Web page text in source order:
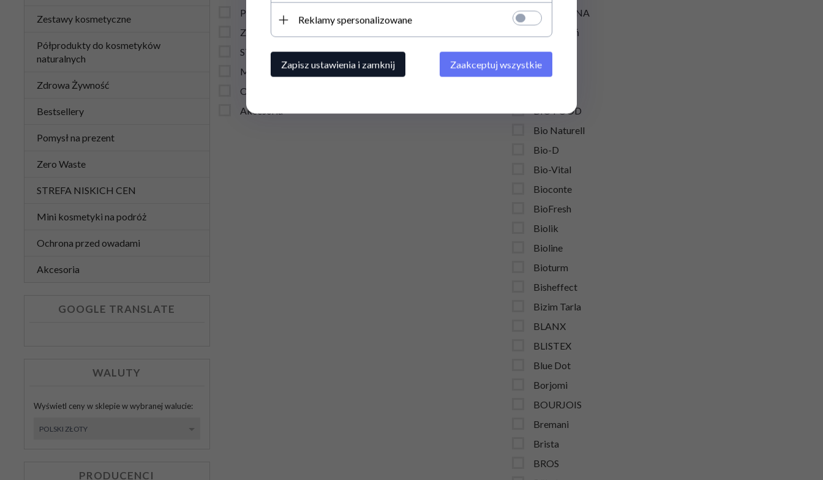
Zestawy kosmetyczne
Półprodukty do kosmetyków
naturalnych
Zdrowa Żywność
Bestsellery
Pomysł na prezent
Zero Waste
STREFA NISKICH CEN
Mini kosmetyki na podróż
Ochrona przed owadami
Akcesoria
GOOGLE TRANSLATE
WALUTY
Wyświetl ceny w sklepie w wybranej walucie:
POLSKI ZŁOTY
PRODUCENCI
Pomysł na prezent
Zero Waste
STREFA NISKICH CEN
Mini kosmetyki na podróż
Ochrona przed owadami
Akcesoria
BEN&ANNA
Biały Jeleń
Bielenda
Bigood
BIO FOOD
Bio Naturell
Bio-D
Bio-Vital
Bioconte
BioFresh
Biolik
Bioline
Bioturm
Bisheffect
Bizim Tarla
BLANX
BLISTEX
Blue Dot
Borjomi
BOURJOIS
Bremani
Brista
BROS
Reklamy spersonalizowane
Zapisz ustawienia i zamknij Zaakceptuj wszystkie